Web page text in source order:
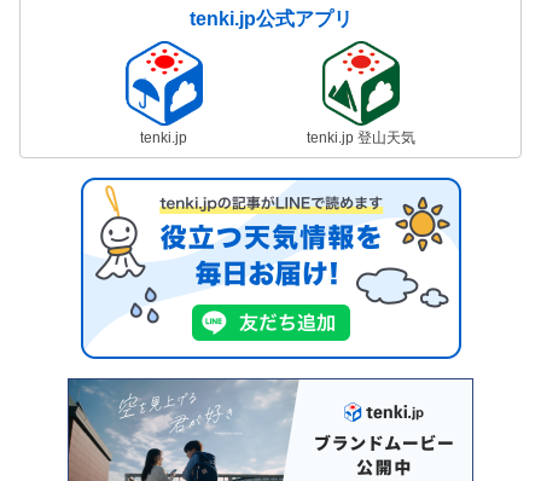
tenki.jp公式アプリ
tenki.jp tenki.jp 登山天気